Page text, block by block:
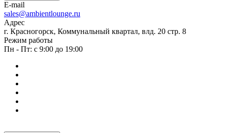
E-mail
sales@ambientlounge.ru
Адрес
г. Красногорск, Коммунальный квартал, влд. 20 стр. 8
Режим работы
Пн - Пт: с 9:00 до 19:00